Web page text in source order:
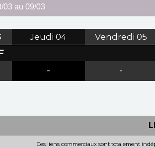
Jeudi 04 Vendredi 05
- -
Ces liens commerciaux sont totalement